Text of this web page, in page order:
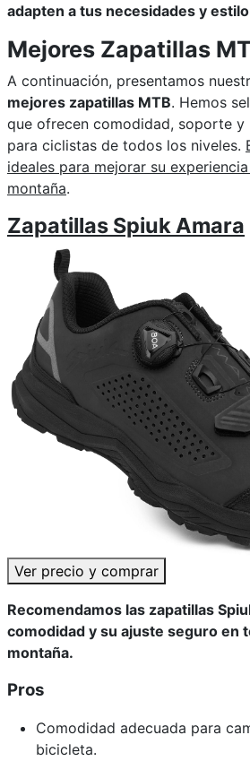
adapten a tus necesidades y
Mejores Zapatillas
A continuación, presentamos
mejores zapatillas MTB. Hemos
que ofrecen comodidad, soporte y
para ciclistas de todos los niveles.
ideales para mejorar su
montaña.
Zapatillas Spiuk Amara
Ver precio y comprar
Recomendamos las zapatillas
comodidad y su ajuste seguro en
montaña.
Pros
Comodidad adecuada para
bicicleta.